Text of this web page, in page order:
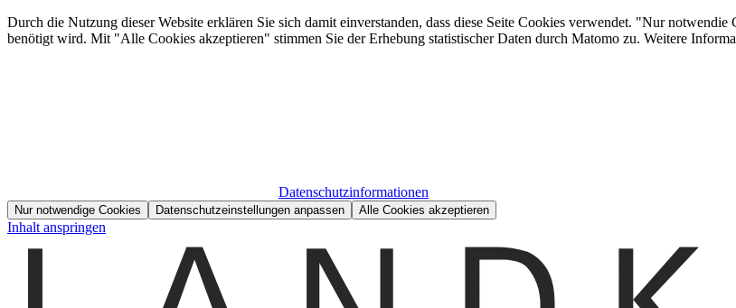
Durch die Nutzung dieser Website erklären Sie sich damit einverstanden, dass diese Seite Cookies verwendet. "Nur
benötigt wird. Mit "Alle Cookies akzeptieren" stimmen Sie der Erhebung statistischer Daten durch Matomo zu. Weitere
Datenschutzinformationen
Nur notwendige Cookies Datenschutzeinstellungen anpassen Alle Cookies akzeptieren
Inhalt anspringen